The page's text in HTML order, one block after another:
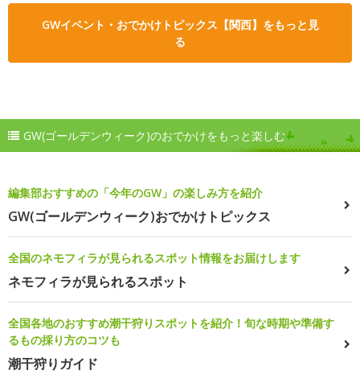
GWイベント・おでかけトピックス【関西】をもっと見
る
GW(ゴールデンウィーク)のおでかけをもっと楽しむ
編集部おすすめの「今年のGW」の楽しみ方を紹介
GW(ゴールデンウィーク)おでかけトピックス
全国のネモフィラが見られるスポット情報をお届けします
ネモフィラが見られるスポット
全国各地のおすすめ潮干狩りスポットを紹介！旬な時期や準備す
るもの採り方のコツも
潮干狩りガイド